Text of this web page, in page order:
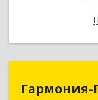
Гармония-